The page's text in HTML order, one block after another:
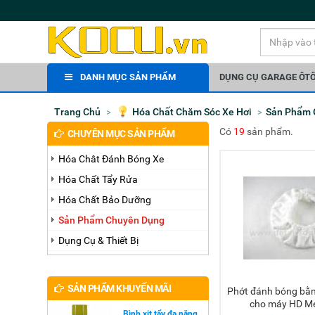
DANH MỤC SẢN PHẨM DỤNG CỤ GARAGE
Trang Chủ Hóa Chất Chăm Sóc Xe Hơi
Sản
Có 19 sản phẩm.
Phớt đánh bóng bằng vải (B3) dùng
cho máy HD
CHUYÊN MỤC SẢN PHẨM
Hóa Chât Đánh Bóng Xe
Hóa Chất Tẩy Rửa
Hóa Chất Bảo Dưỡng
Sản Phẩm Chuyên Dụng
Dụng Cụ & Thiết Bị
SẢN PHẨM KHUYẾN MÃI